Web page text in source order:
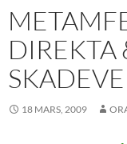
DIREKTA
18 MARS, 2009